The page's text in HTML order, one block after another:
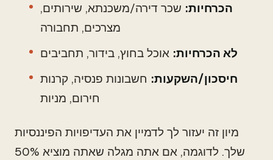
הכרחיות: שכר דירה/משכנתא, שירותים,
מצרכים, תחבורה
לא הכרחיות: אוכל בחוץ, בידור, תחביבים
חיסכון/השקעות: חשבונות פנסיה, קרנות
חירום, מניות
מיון זה יעזור לך לדמיין את העדיפויות הפיננסיות
שלך. לדוגמה, אם אתה מגלה שאתה מוציא 50%